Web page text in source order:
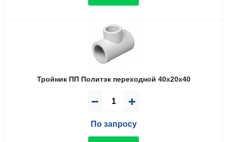
Тройник ПП Политэк переходной 40x20x40
По запросу